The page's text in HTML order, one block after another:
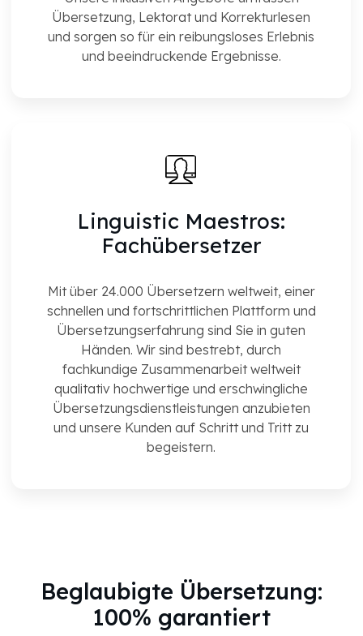
Übersetzung, Lektorat und Korrekturlesen
und sorgen so für ein reibungsloses Erlebnis
und beeindruckende Ergebnisse.
Linguistic Maestros:
Fachübersetzer
Mit über 24.000 Übersetzern weltweit, einer
schnellen und fortschrittlichen Plattform und
Übersetzungserfahrung sind Sie in guten
Händen. Wir sind bestrebt, durch
fachkundige Zusammenarbeit weltweit
qualitativ hochwertige und erschwingliche
Übersetzungsdienstleistungen anzubieten
und unsere Kunden auf Schritt und Tritt zu
begeistern.
Beglaubigte Übersetzung:
100% garantiert